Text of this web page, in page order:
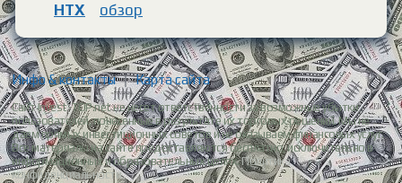
HTX обзор
Инфо & контакты | Карта сайта
Сайт Invest-TOP.net не несет ответственности за возможные убытки
пользователей, понесенные в результате их торговых решений. Мы не
даем прямых инвестиционных советов и не оказываем финансовых услуг.
Все материалы на сайте предоставляются бесплатно, исключительно в
информационных и образовательных целях.Политика
конфиденциальности.